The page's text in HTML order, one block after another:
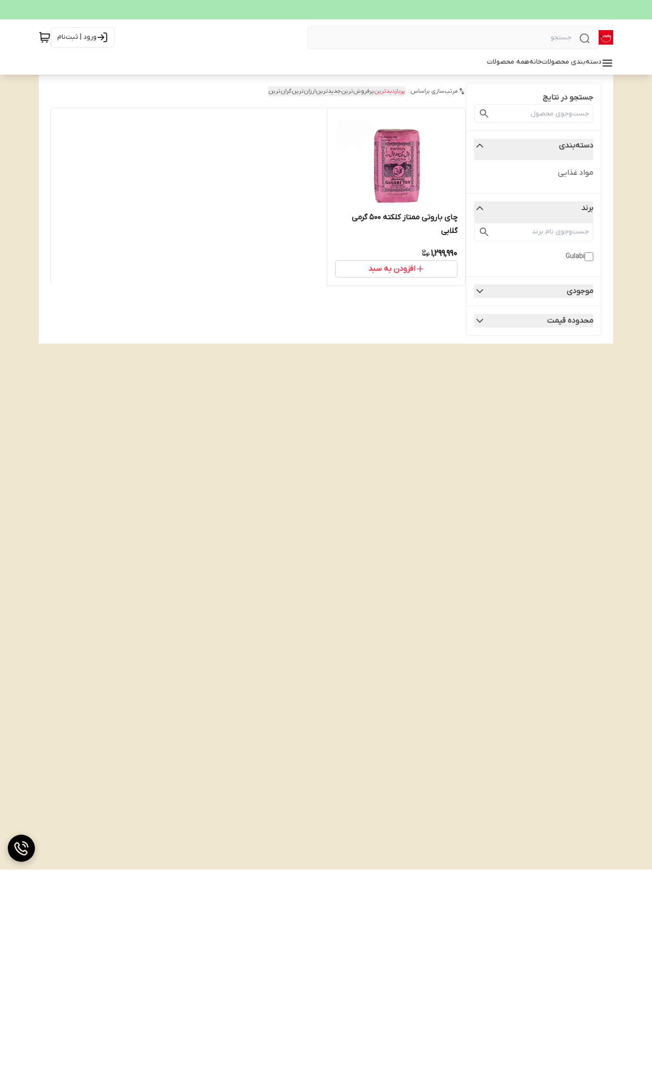
ورود | ثبت‌نام
دسته‌بندی محصولاتخانههمه محصولات
جستجو در نتایج
دسته‌بندی
مواد غذایی
برند
Gulabi
موجودی
محدوده قیمت
مرتب‌سازی براساس: پربازدیدترینپرفروش‌ترینجدیدترینارزان‌ترینگران‌ترین
چای باروتی ممتاز کلکته 500 گرمی
گلابی
1,299,990
افزودن به سبد